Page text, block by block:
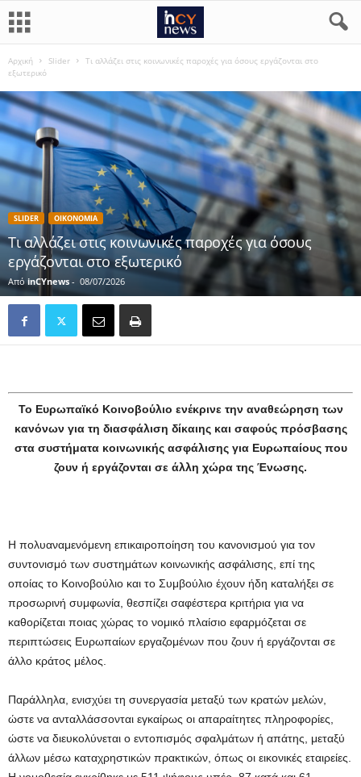
Αρχική Slider
Τι αλλάζει στις κοινωνικές παροχές για όσους εργάζονται στο
εξωτερικό
SLIDER ΟΙΚΟΝΟΜΙΑ
Τι αλλάζει στις κοινωνικές παροχές για όσους
εργάζονται στο εξωτερικό
Από inCYnews - 08/07/2026
Το Ευρωπαϊκό Κοινοβούλιο ενέκρινε την αναθεώρηση των
κανόνων για τη διασφάλιση δίκαιης και σαφούς πρόσβασης
στα συστήματα κοινωνικής ασφάλισης για Ευρωπαίους που
ζουν ή εργάζονται σε άλλη χώρα της Ένωσης.
Η πολυαναμενόμενη επικαιροποίηση του κανονισμού για τον
συντονισμό των συστημάτων κοινωνικής ασφάλισης, επί της
οποίας το Κοινοβούλιο και το Συμβούλιο έχουν ήδη καταλήξει σε
προσωρινή συμφωνία, θεσπίζει σαφέστερα κριτήρια για να
καθορίζεται ποιας χώρας το νομικό πλαίσιο εφαρμόζεται σε
περιπτώσεις Ευρωπαίων εργαζομένων που ζουν ή εργάζονται σε
άλλο κράτος μέλος.
Παράλληλα, ενισχύει τη συνεργασία μεταξύ των κρατών μελών,
ώστε να ανταλλάσσονται εγκαίρως οι απαραίτητες πληροφορίες,
ώστε να διευκολύνεται ο εντοπισμός σφαλμάτων ή απάτης, μεταξύ
άλλων μέσω καταχρηστικών πρακτικών, όπως οι εικονικές εταιρείες.